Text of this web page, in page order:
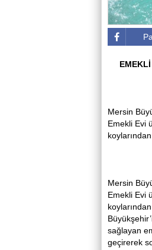
Mersin
Emekli Evi
Mersin
Emekli Evi
sağlayan
geçirerek